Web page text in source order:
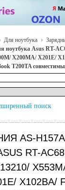
Для ноутбука
ноутбука Asus RT-
X200MA/ X201E/
T200TA
поиск
AS-
RT-
X102BA/